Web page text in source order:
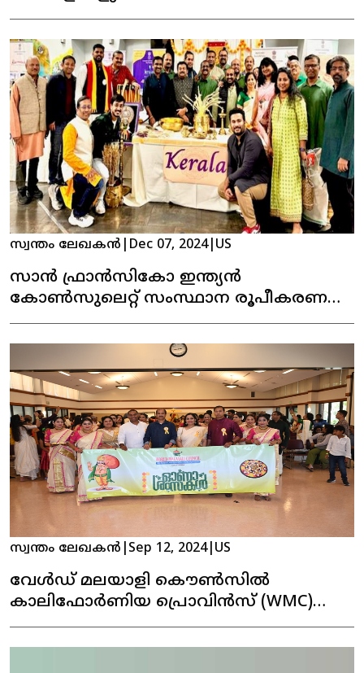
കേരള ഹൗസ്സ് പ്രവർത്തനമാരംഭിക്കുന്നു !
സ്വന്തം ലേഖകൻ Dec 07, 2024| US
സാൻ ഫ്രാൻസികോ ഇന്ത്യൻ
കോൺസുലെറ്റ് സംസ്ഥാന രൂപീകരണ
ദിനമാഘോഷിച്ചു
സ്വന്തം ലേഖകൻ Sep 12, 2024| US
വേൾഡ് മലയാളി കൌൺസിൽ
കാലിഫോർണിയ പ്രൊവിൻസ് (WMC)
കന്നി ഓണാഘോഷം